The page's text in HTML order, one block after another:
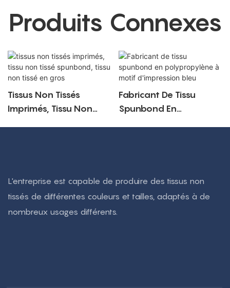
Produits Connexes
Tissus Non Tissés
Imprimés, Tissu Non
Fabricant De Tissu
Spunbond En
L'entreprise est capable de produire des tissus non
tissés de différentes couleurs et tailles, adaptés à de
nombreux usages différents.